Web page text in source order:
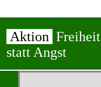
Aktion Freiheit
statt Angst